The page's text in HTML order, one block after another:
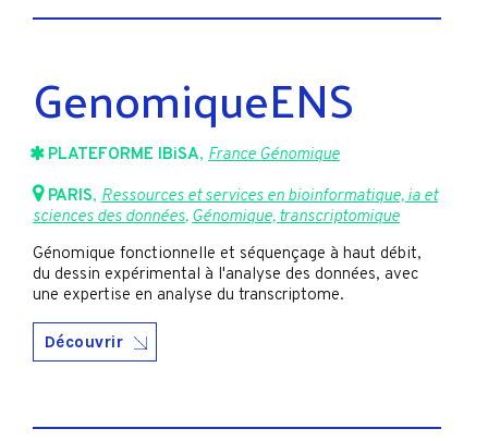
GenomiqueENS
PLATEFORME IBiSA, France Génomique
PARIS, Ressources et services en bioinformatique, ia et
sciences des données, Génomique, transcriptomique
Génomique fonctionnelle et séquençage à haut débit,
du dessin expérimental à l'analyse des données, avec
une expertise en analyse du transcriptome.
Découvrir